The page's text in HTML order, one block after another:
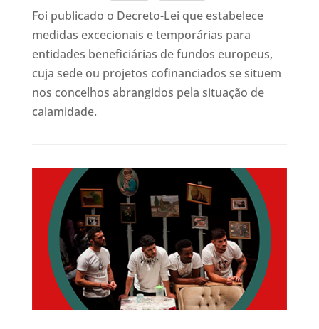
Foi publicado o Decreto-Lei que estabelece
medidas excecionais e temporárias para
entidades beneficiárias de fundos europeus,
cuja sede ou projetos cofinanciados se situem
nos concelhos abrangidos pela situação de
calamidade.